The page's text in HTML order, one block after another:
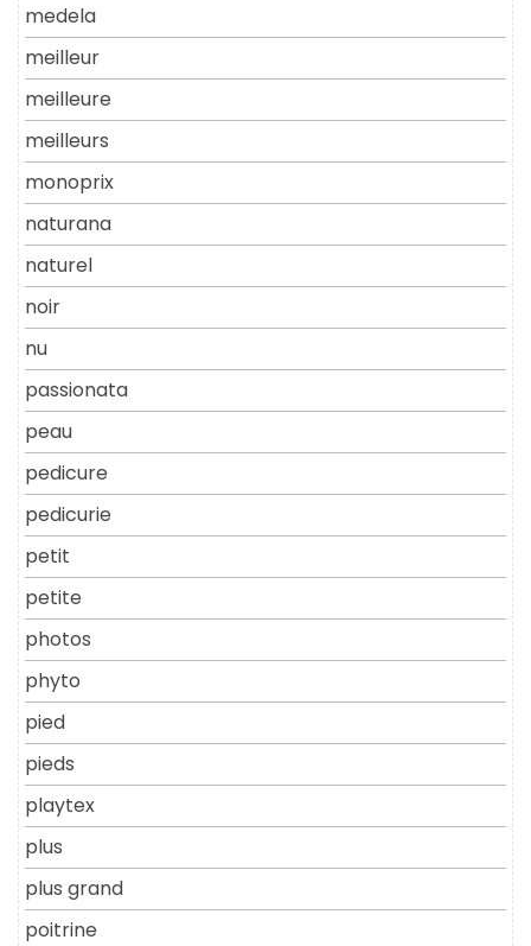
medela
meilleur
meilleure
meilleurs
monoprix
naturana
naturel
noir
nu
passionata
peau
pedicure
pedicurie
petit
petite
photos
phyto
pied
pieds
playtex
plus
plus grand
poitrine